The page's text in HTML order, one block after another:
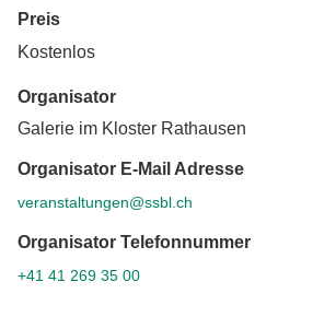
Preis
Kostenlos
Organisator
Galerie im Kloster Rathausen
Organisator E-Mail Adresse
veranstaltungen@ssbl.ch
Organisator Telefonnummer
+41 41 269 35 00